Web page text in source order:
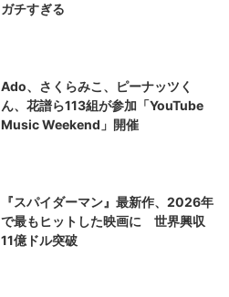
ガチすぎる
Ado、さくらみこ、ピーナッツく
ん、花譜ら113組が参加「YouTube
Music Weekend」開催
『スパイダーマン』最新作、2026年
で最もヒットした映画に 世界興収
11億ドル突破